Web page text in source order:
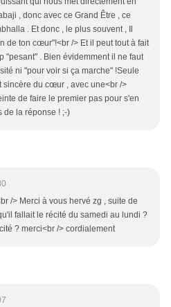
, donc avec ce Grand Être , ce
. Et donc , le plus souvent , Il
de ton cœur"!<br /> Et il peut tout à fait
"pesant" . Bien évidemment il ne faut
ni "pour voir si ça marche" !Seule
sincère du cœur , avec une<br />
de faire le premier pas pour s'en
de la réponse ! ;-)
/> Merci à vous hervé zg , suite de
fallait le récité du samedi au lundi ?
? merci<br /> cordialement